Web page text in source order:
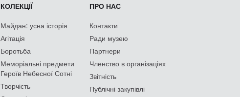
КОЛЕКЦІЇ
Майдан: усна історія
Агітація
Боротьба
Меморіальні предмети
Героїв Небесної Сотні
Творчість
ПРО НАС
Контакти
Ради музею
Партнери
Членство в організаціях
Звітність
Публічні закупівлі